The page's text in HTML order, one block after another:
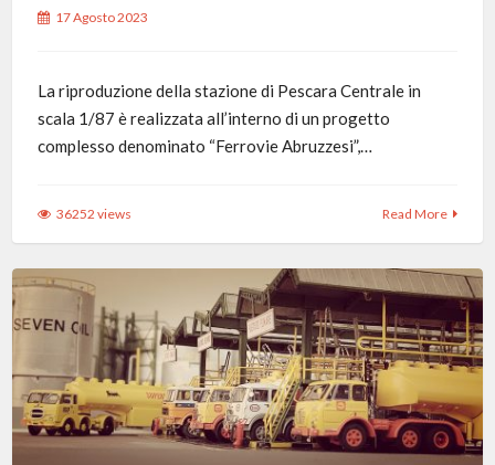
17 Agosto 2023
La riproduzione della stazione di Pescara Centrale in
scala 1/87 è realizzata all’interno di un progetto
complesso denominato “Ferrovie Abruzzesi”,…
Read More
36252 views